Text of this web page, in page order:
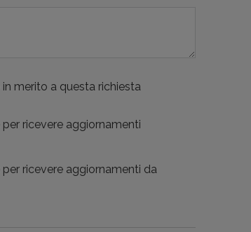
merito a questa richiesta
ricevere aggiornamenti
ricevere aggiornamenti da